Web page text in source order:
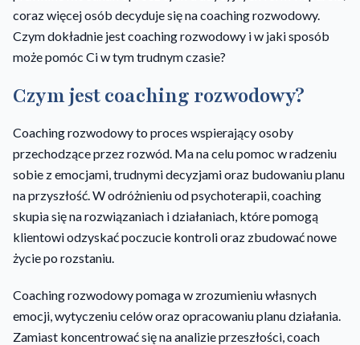
coraz więcej osób decyduje się na coaching rozwodowy.
Czym dokładnie jest coaching rozwodowy i w jaki sposób
może pomóc Ci w tym trudnym czasie?
Czym jest coaching rozwodowy?
Coaching rozwodowy to proces wspierający osoby
przechodzące przez rozwód. Ma na celu pomoc w radzeniu
sobie z emocjami, trudnymi decyzjami oraz budowaniu planu
na przyszłość. W odróżnieniu od psychoterapii, coaching
skupia się na rozwiązaniach i działaniach, które pomogą
klientowi odzyskać poczucie kontroli oraz zbudować nowe
życie po rozstaniu.
Coaching rozwodowy pomaga w zrozumieniu własnych
emocji, wytyczeniu celów oraz opracowaniu planu działania.
Zamiast koncentrować się na analizie przeszłości, coach